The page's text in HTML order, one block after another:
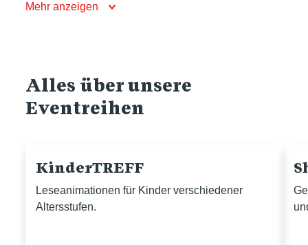
Mehr anzeigen
Alles über unsere
Eventreihen
KinderTREFF
Leseanimationen für Kinder verschiedener
Altersstufen.